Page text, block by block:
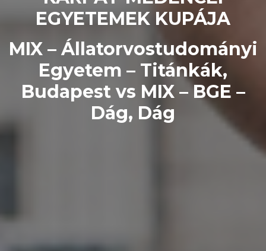
EGYETEMEK KUPÁJA
MIX – Állatorvostudományi
Egyetem – Titánkák,
Budapest vs MIX – BGE –
Dág, Dág